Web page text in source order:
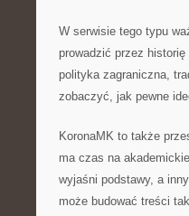
W serwisie tego typu
prowadzić przez historię
polityka zagraniczna,
zobaczyć, jak pewne
KoronaMK to także
ma czas na
wyjaśni podstawy, a
może budować treści